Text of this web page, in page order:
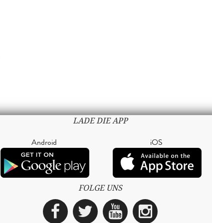
LADE DIE APP
Android iOS
FOLGE UNS
Facebook
TwitterYouTube